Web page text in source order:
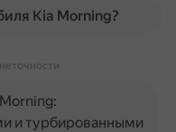
Kia Morning?
и турбированными